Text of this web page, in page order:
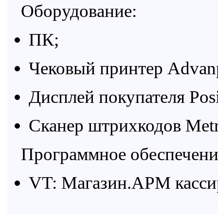
Оборудование:
ПК;
Чековый принтер
Дисплей покупателя
Сканер штрихкодов
Программное
VT: Магазин.АРМ